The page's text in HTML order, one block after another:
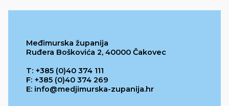
Međimurska županija
Ruđera Boškovića 2, 40000 Čakovec
T: +385 (0)40 374 111
F: +385 (0)40 374 269
E: info@medjimurska-zupanija.hr